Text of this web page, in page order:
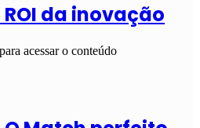
da inovação
acessar o conteúdo